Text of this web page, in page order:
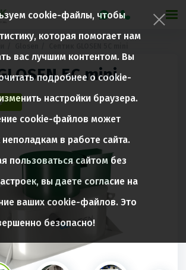
5С mini
cookie-файлы, чтобы
которая помогает нам
вас лучшим контентом. Вы
подробнее о cookie-
настройки браузера.
cookie-файлов может
неполадкам в работе сайта.
пользоваться сайтом без
вы даете согласие на
ваших cookie-файлов. Это
безопасно!